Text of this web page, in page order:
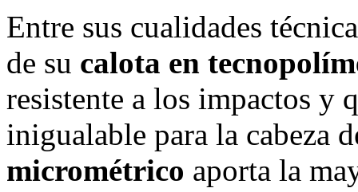
Entre sus cualidades
de su calota en
resistente a los impactos y
inigualable para la cabeza
micrométrico aporta la